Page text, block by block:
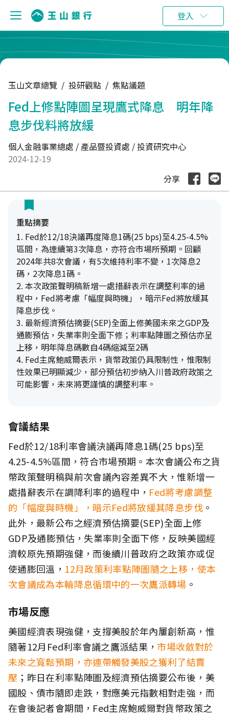
登入
玉山文章總覽 / 投研觀點 / 焦點議題
Fed上修點陣圖呈現鷹式降息 明年降
息步伐料將放緩
個人金融事業總處 / 產品暨投資處 / 投資研究中心
2024-12-19
分享
重點摘要
1. Fed於12/18決議再度降息1碼(25 bps)至4.25-4.5%
區間，為連續第3次降息，亦符合市場所預期。回顧
2024年共8次會議，有5次維持利率不變，1次降息2
碼，2次降息1碼。
2. 本次政策聲明稿新增一處措辭表示在調整利率的過
程中，Fed將考慮「幅度與時機」，暗示Fed將放緩其
降息步伐。
3. 最新經濟預估摘要(SEP)全面上修美國未來之GDP及
通膨預估，失業率則全面下修；利率點陣圖之預估亦呈
上移，明年降息碼數自4碼縮減至2碼
4. Fed主席鮑威爾表示，貨幣政策仍具限制性，惟限制
性效果已明顯減少，部分預估初步納入川普政府政策之
可能影響，未來將更謹慎的調整利率。
會議結果
Fed於12/18利率會議決議再降息1碼(25 bps)至
4.25-4.5%區間，符合市場預期。本次會議公布之貨
幣政策聲明稿與前次會議內容差異不大，惟新增一
處措辭表示在調降利率的過程中， Fed將考慮調整
的「幅度與時機」，暗示Fed將放緩其降息步伐。
此外，最新公布之經濟預估摘要(SEP)全面上修
GDP及通膨預估，失業率則全面下修，反映美國經
濟較原先預期強健，而後續川普政府之政策亦或促
使通膨回溫， 12月政策利率點陣圖隨之上移，使本
次會議成為本輪降息循環中的一次鷹派轉場 。
市場反應
美國經濟表現強健，支撐美股於年內屢創新高，惟
隨著12月Fed利率會議之鷹派結果，市場收斂對於
未來之寬鬆預期，亦連帶觸發美股之獲利了結賣
壓 ；昨日在利率點陣圖及經濟預估摘要公布後，美
國股、債市隨即走跌，對應美元指數相對走強，而
在會後記者會期間，Fed主席鮑威爾對貨幣政策之